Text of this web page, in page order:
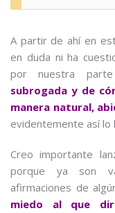
A partir de ahí en
en duda ni ha
por nuestra
subrogada y de
manera natural,
evidentemente así lo
Creo importante
porque ya son
afirmaciones de
miedo al que